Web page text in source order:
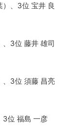
）、3位 宝井 良
、3位 藤井 雄司
、3位 須藤 昌亮
3位 福島 一彦